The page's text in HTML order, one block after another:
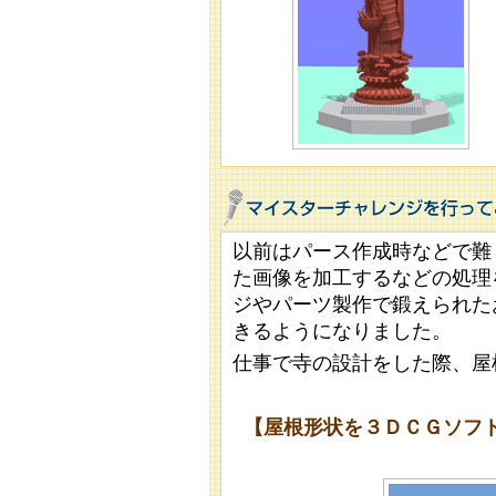
以前はパース作成時などで
た画像を加工するなどの処
ジやパーツ製作で鍛えられ
きるようになりました。
仕事で寺の設計をした際、
【屋根形状を３ＤＣＧソ